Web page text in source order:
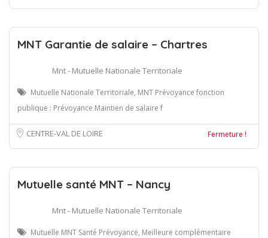
MNT Garantie de salaire – Chartres
Mnt - Mutuelle Nationale Territoriale
Mutuelle Nationale Territoriale, MNT Prévoyance fonction
publique : Prévoyance Maintien de salaire f
CENTRE-VAL DE LOIRE Fermeture !
Mutuelle santé MNT – Nancy
Mnt - Mutuelle Nationale Territoriale
Mutuelle MNT Santé Prévoyance, Meilleure complémentaire